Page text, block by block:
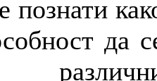
познати
да